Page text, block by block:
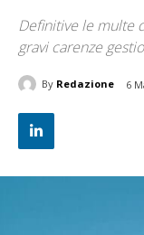
Definitive le multe
gravi carenze
By Redazione 6